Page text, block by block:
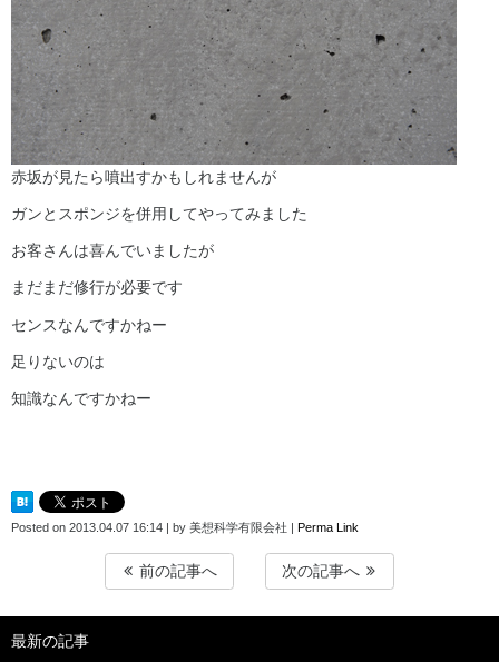
赤坂が見たら噴出すかもしれませんが
ガンとスポンジを併用してやってみました
お客さんは喜んでいましたが
まだまだ修行が必要です
センスなんですかねー
足りないのは
知識なんですかねー
Posted on 2013.04.07 16:14 | by 美想科学有限会社 | Perma Link
前の記事へ 次の記事へ
最新の記事